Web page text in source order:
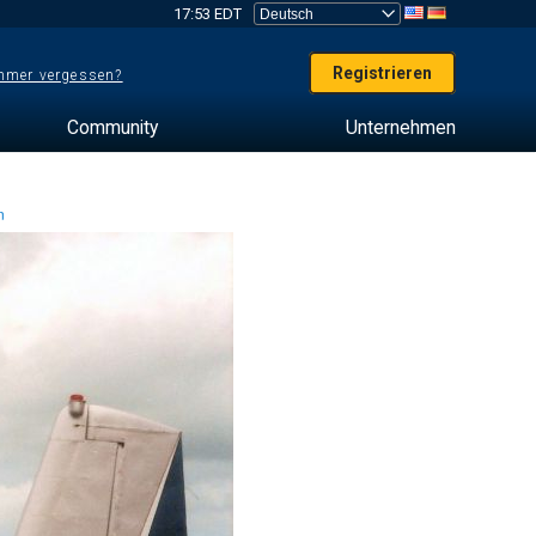
17:53 EDT
vergessen? Registrieren
Community Unternehmen